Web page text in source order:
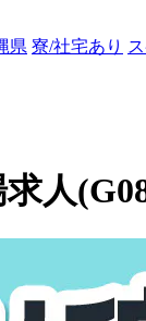
県 寮/社宅あり
人